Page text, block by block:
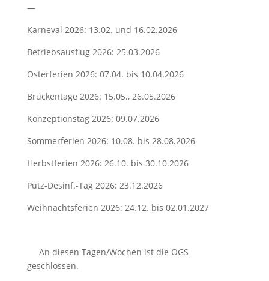
—
Karneval 2026: 13.02. und 16.02.2026
Betriebsausflug 2026: 25.03.2026
Osterferien 2026: 07.04. bis 10.04.2026
Brückentage 2026: 15.05., 26.05.2026
Konzeptionstag 2026: 09.07.2026
Sommerferien 2026: 10.08. bis 28.08.2026
Herbstferien 2026: 26.10. bis 30.10.2026
Putz-Desinf.-Tag 2026: 23.12.2026
Weihnachtsferien 2026: 24.12. bis 02.01.2027
An diesen Tagen/Wochen ist die OGS
geschlossen.